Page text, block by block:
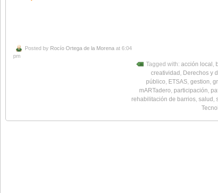
Posted by Rocío Ortega de la Morena at 6:04
pm
Tagged with: acción local ,
creatividad , Derechos y
público, ETSAS, gestion,
mARTadero, participación,
rehabilitación de barrios, salud ,